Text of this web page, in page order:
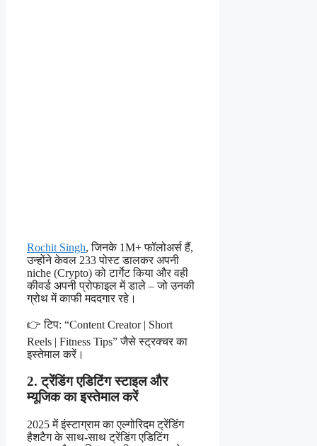
Rochit Singh, जिनके 1M+ फॉलोअर्स हैं,
उन्होंने केवल 233 पोस्ट डालकर अपनी
niche (Crypto) को टार्गेट किया और वही
कीवर्ड अपनी प्रोफाइल में डाले – जो उनकी
ग्रोथ में काफी मददगार रहे।
👉 टिप: “Content Creator | Short
Reels | Fitness Tips” जैसे स्ट्रक्चर का
इस्तेमाल करें।
2. ट्रेंडिंग एडिटिंग स्टाइल और
म्यूजिक का इस्तेमाल करें
2025 में इंस्टाग्राम का एल्गोरिदम ट्रेंडिंग
हैशटैग के साथ-साथ ट्रेंडिंग एडिटिंग